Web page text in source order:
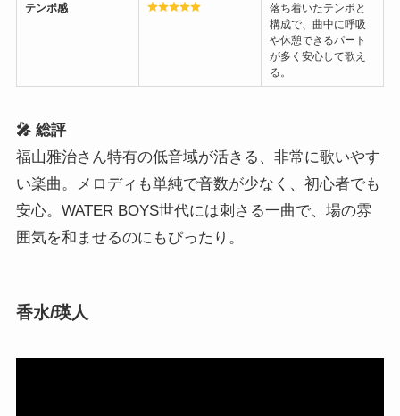
テンポ感
落ち着いたテンポと
構成で、曲中に呼吸
や休憩できるパート
が多く安心して歌え
る。
🎤 総評
福山雅治さん特有の低音域が活きる、非常に歌いやす
い楽曲。メロディも単純で音数が少なく、初心者でも
安心。WATER BOYS世代には刺さる一曲で、場の雰
囲気を和ませるのにもぴったり。
香水/瑛人